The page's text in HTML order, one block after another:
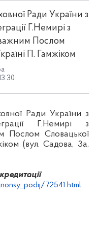
Ради України з
Г.Немирі з
Послом
П. Гамжіком
Ради України з
Г.Немирі з
Послом Словацької
(вул. Садова, 3а,
72541.html